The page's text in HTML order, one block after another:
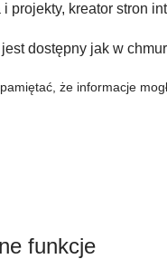
projekty, kreator stron
dostępny jak w
że informacje
funkcje